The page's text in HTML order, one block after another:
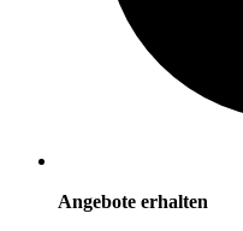
Angebote erhalten